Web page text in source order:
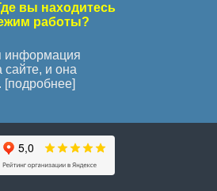
вы находитесь
работы?
информация
сайте, и она
[подробнее]